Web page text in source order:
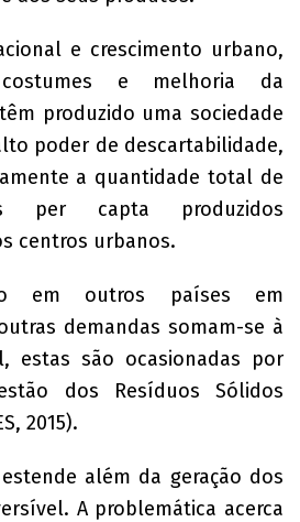
e crescimento urbano,
e melhoria da
produzido uma sociedade
poder de descartabilidade,
a quantidade total de
per capta produzidos
centros urbanos.
em outros países em
demandas somam-se à
estas são ocasionadas por
dos Resíduos Sólidos
2015).
além da geração dos
A problemática acerca